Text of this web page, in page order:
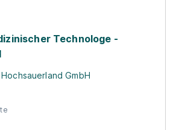
Technologe -
GmbH